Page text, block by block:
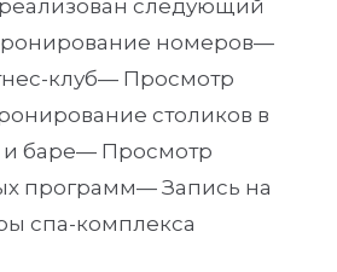
следующий
номеров—
клуб— Просмотр
столиков в
и баре— Просмотр
программ— Запись на
спа-комплекса